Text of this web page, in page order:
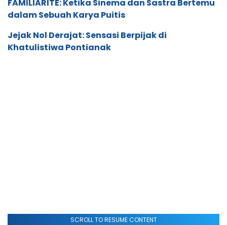
FAMILIARITÉ: Ketika Sinema dan Sastra Bertemu
dalam Sebuah Karya Puitis
Jejak Nol Derajat: Sensasi Berpijak di
Khatulistiwa Pontianak
SCROLL TO RESUME CONTENT